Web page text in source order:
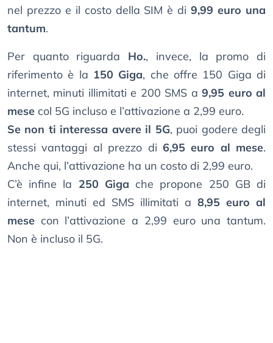
nel prezzo e il costo della SIM è di9,99 euro una
tantum.
Per quanto riguarda Ho., invece, la promo di
riferimento è la 150 Giga, che offre 150 Giga di
internet, minuti illimitati e 200 SMS a9,95 euro al
mese col 5G incluso e l’attivazione a 2,99 euro.
Se non ti interessa avere il 5G, puoi godere degli
stessi vantaggi al prezzo di 6,95 euro al mese.
Anche qui, l’attivazione ha un costo di 2,99 euro.
C’è infine la 250 Giga che propone 250 GB di
internet, minuti ed SMS illimitati a 8,95 euro al
mese con l’attivazione a 2,99 euro una tantum.
Non è incluso il 5G.